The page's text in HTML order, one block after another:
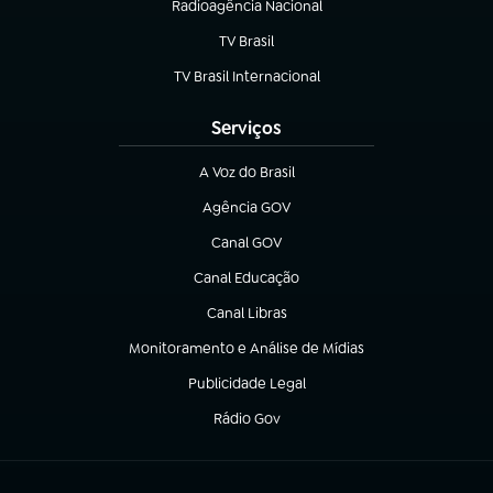
Radioagência Nacional
(abre em nova aba)
TV Brasil
(abre em nova aba)
TV Brasil Internacional
(abre em nova aba)
Serviços
A Voz do Brasil
(abre em nova aba)
Agência GOV
(abre em nova aba)
Canal GOV
(abre em nova aba)
Canal Educação
(abre em nova aba)
Canal Libras
(abre em nova aba)
Monitoramento e Análise de Mídias
(abre em nova aba)
Publicidade Legal
(abre em nova aba)
Rádio Gov
(abre em nova aba)